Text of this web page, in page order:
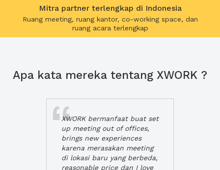
Mitra partner terlengkap di Indonesia
Ruang meeting, ruang kantor, co-working space, dan
ruang acara terlengkap
Apa kata mereka tentang XWORK ?
XWORK bermanfaat buat set
up meeting out of offices,
brings new experiences
karena merasakan meeting
di lokasi baru yang berbeda,
reasonable price dan I love